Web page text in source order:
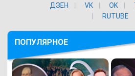
ДЗЕН VK ОK
RUTUBE
ПОПУЛЯРНОЕ